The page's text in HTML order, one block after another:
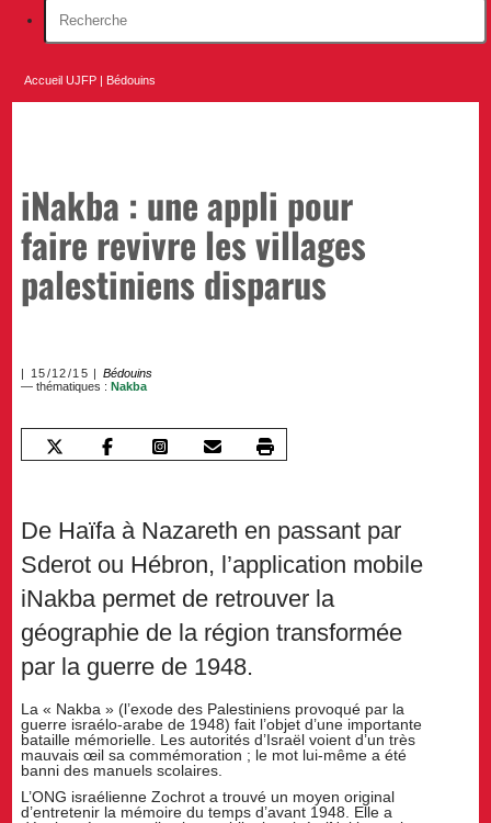
Accueil UJFP Bédouins
iNakba : une appli pour
faire revivre les villages
palestiniens disparus
15/12/15
Bédouins
— thématiques : Nakba
De Haïfa à Nazareth en passant par
Sderot ou Hébron, l’application mobile
iNakba permet de retrouver la
géographie de la région transformée
par la guerre de 1948.
La « Nakba » (l’exode des Palestiniens provoqué par la
guerre israélo-arabe de 1948) fait l’objet d’une importante
bataille mémorielle. Les autorités d’Israël voient d’un très
mauvais œil sa commémoration ; le mot lui-même a été
banni des manuels scolaires.
L’ONG israélienne Zochrot a trouvé un moyen original
d’entretenir la mémoire du temps d’avant 1948. Elle a